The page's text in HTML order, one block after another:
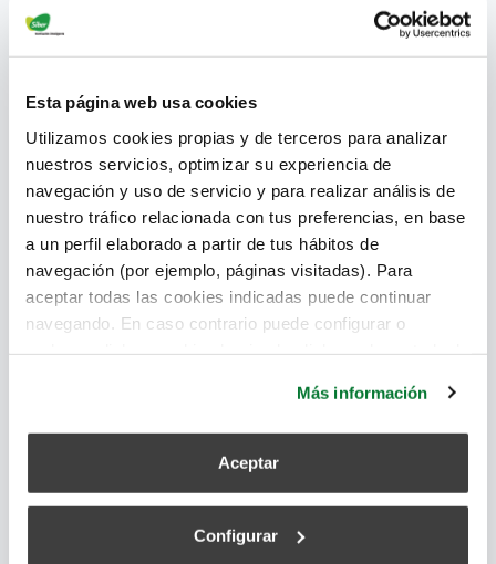
Esta página web usa cookies
Utilizamos cookies propias y de terceros para analizar
nuestros servicios, optimizar su experiencia de
navegación y uso de servicio y para realizar análisis de
nuestro tráfico relacionada con tus preferencias, en base
a un perfil elaborado a partir de tus hábitos de
navegación (por ejemplo, páginas visitadas). Para
aceptar todas las cookies indicadas puede continuar
navegando. En caso contrario puede configurar o
Más información
Aceptar
Configurar
Los sistemas de ventilación con caudal constante se
adaptan a las necesidades reales de ventilación y
evitan pérdidas de carga o de eficiencia.
Shunt y caudal de ventilación, ¿cómo se